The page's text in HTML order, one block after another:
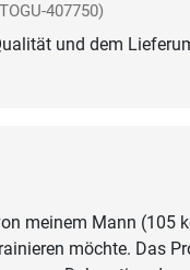
407750)
und dem
meinem Mann (105
möchte. Das